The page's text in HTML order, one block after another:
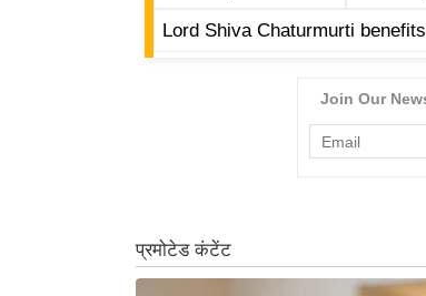
Lord Shiva Chaturmurti benefits